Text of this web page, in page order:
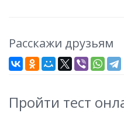
Расскажи друзьям
Пройти тест